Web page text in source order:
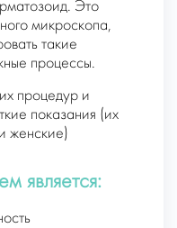
Это
микроскопа,
такие
процессы.
процедур и
показания (их
женские)
является: